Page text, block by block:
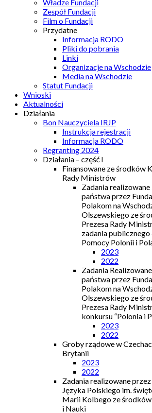
Władze Fundacji
Zespół Fundacji
Film o Fundacji
Przydatne
Informacja RODO
Pliki do pobrania
Linki
Organizacje na Wschodzie
Media na Wschodzie
Statut Fundacji
Wnioski
Aktualności
Działania
Bon Nauczyciela IRJP
Instrukcja rejestracji
Informacja RODO
Regranting 2024
Działania – część I
Finansowane ze środków
Rady Ministrów
Zadania
państwa przez
Polakom na
Olszewskiego ze
Prezesa Rady
zadania
Pomocy Polonii i
2023
2022
Zadania
państwa przez
Polakom na
Olszewskiego ze
Prezesa Rady
konkursu “Polonia i
2023
2022
Groby rządowe w
Brytanii
2023
2022
Zadania realizowane
Języka Polskiego im.
Marii Kolbego ze
i Nauki